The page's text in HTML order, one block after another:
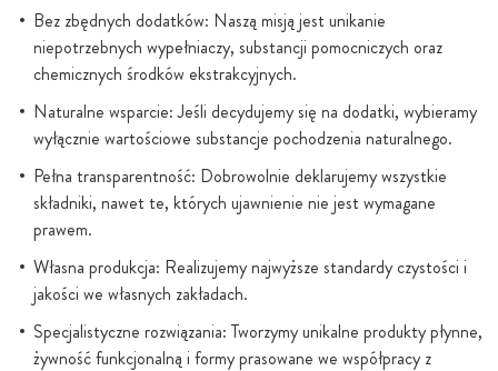
Bez zbędnych dodatków: Naszą misją jest unikanie
niepotrzebnych wypełniaczy, substancji pomocniczych oraz
chemicznych środków ekstrakcyjnych.
Naturalne wsparcie: Jeśli decydujemy się na dodatki, wybieramy
wyłącznie wartościowe substancje pochodzenia naturalnego.
Pełna transparentność: Dobrowolnie deklarujemy wszystkie
składniki, nawet te, których ujawnienie nie jest wymagane
prawem.
Własna produkcja: Realizujemy najwyższe standardy czystości i
jakości we własnych zakładach.
Specjalistyczne rozwiązania: Tworzymy unikalne produkty płynne,
żywność funkcjonalną i formy prasowane we współpracy z